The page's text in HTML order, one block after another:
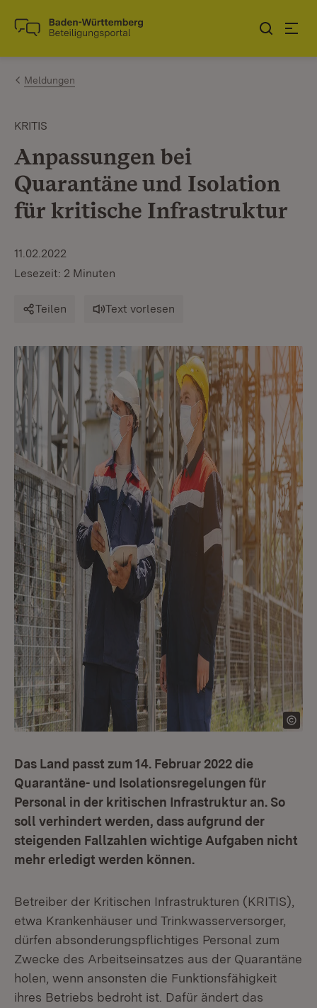
Zum Inhalt springen
Link zur Startseite
Meldungen
KRITIS
Anpassungen bei
Quarantäne und Isolation
für kritische Infrastruktur
11.02.2022
Lesezeit: 2 Minuten
Teilen Text vorlesen
Das Land passt zum 14. Februar 2022 die
Quarantäne- und Isolationsregelungen für
Personal in der kritischen Infrastruktur an. So
soll verhindert werden, dass aufgrund der
steigenden Fallzahlen wichtige Aufgaben nicht
mehr erledigt werden können.
Betreiber der Kritischen Infrastrukturen (KRITIS),
etwa Krankenhäuser und Trinkwasserversorger,
dürfen absonderungspflichtiges Personal zum
Zwecke des Arbeitseinsatzes aus der Quarantäne
holen, wenn ansonsten die Funktionsfähigkeit
ihres Betriebs bedroht ist. Dafür ändert das